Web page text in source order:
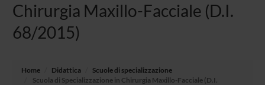
Chirurgia Maxillo-Facciale (D.I.
68/2015)
Home Didattica
Scuole di specializzazione
Scuola di Specializzazione in Chirurgia Maxillo-Facciale (D.I.